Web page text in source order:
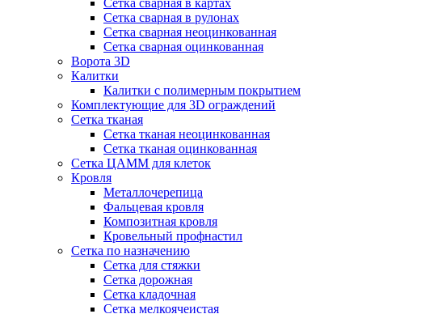
Сетка сварная в картах
Сетка сварная в рулонах
Сетка сварная неоцинкованная
Сетка сварная оцинкованная
Ворота 3D
Калитки
Калитки с полимерным покрытием
Комплектующие для 3D ограждений
Сетка тканая
Сетка тканая неоцинкованная
Сетка тканая оцинкованная
Сетка ЦАММ для клеток
Кровля
Металлочерепица
Фальцевая кровля
Композитная кровля
Кровельный профнастил
Сетка по назначению
Сетка для стяжки
Сетка дорожная
Сетка кладочная
Сетка мелкоячеистая